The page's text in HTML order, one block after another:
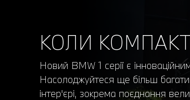
КОЛИ
Новий BMW 1 серії є
Насолоджуйтеся ще більш
інтер'єрі, зокрема поєднання